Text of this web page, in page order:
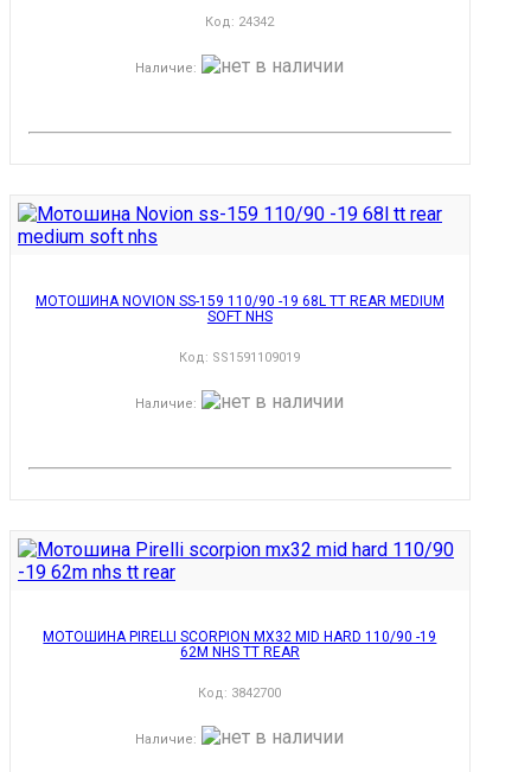
Код: 24342
Наличие:
МОТОШИНА NOVION SS-159 110/90 -19 68L TT REAR MEDIUM
SOFT NHS
Код: SS1591109019
Наличие:
МОТОШИНА PIRELLI SCORPION MX32 MID HARD 110/90 -19
62M NHS TT REAR
Код: 3842700
Наличие: